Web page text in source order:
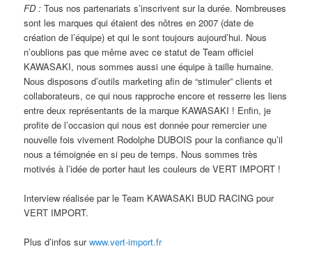
FD : Tous nos partenariats s’inscrivent sur la durée. Nombreuses
sont les marques qui étaient des nôtres en 2007 (date de
création de l’équipe) et qui le sont toujours aujourd’hui. Nous
n’oublions pas que même avec ce statut de Team officiel
KAWASAKI, nous sommes aussi une équipe à taille humaine.
Nous disposons d’outils marketing afin de “stimuler” clients et
collaborateurs, ce qui nous rapproche encore et resserre les liens
entre deux représentants de la marque KAWASAKI ! Enfin, je
profite de l’occasion qui nous est donnée pour remercier une
nouvelle fois vivement Rodolphe DUBOIS pour la confiance qu’il
nous a témoignée en si peu de temps. Nous sommes très
motivés à l’idée de porter haut les couleurs de VERT IMPORT !
Interview réalisée par le Team KAWASAKI BUD RACING pour
VERT IMPORT.
Plus d’infos surwww.vert-import.fr